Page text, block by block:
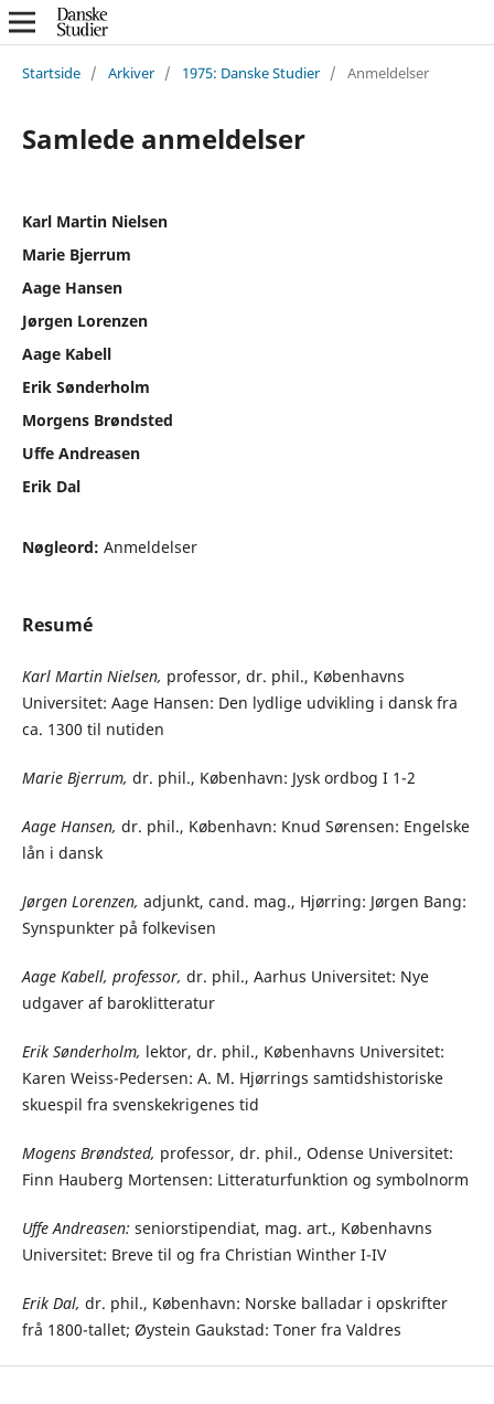
Startside / Arkiver / 1975: Danske Studier / Anmeldelser
Samlede anmeldelser
Karl Martin Nielsen
Marie Bjerrum
Aage Hansen
Jørgen Lorenzen
Aage Kabell
Erik Sønderholm
Morgens Brøndsted
Uffe Andreasen
Erik Dal
Nøgleord: Anmeldelser
Resumé
Karl Martin Nielsen, professor, dr. phil., Københavns
Universitet: Aage Hansen: Den lydlige udvikling i dansk fra
ca. 1300 til nutiden
Marie Bjerrum, dr. phil., København: Jysk ordbog I 1-2
Aage Hansen, dr. phil., København: Knud Sørensen: Engelske
lån i dansk
Jørgen Lorenzen, adjunkt, cand. mag., Hjørring: Jørgen Bang:
Synspunkter på folkevisen
Aage Kabell, professor, dr. phil., Aarhus Universitet: Nye
udgaver af baroklitteratur
Erik Sønderholm, lektor, dr. phil., Københavns Universitet:
Karen Weiss-Pedersen: A. M. Hjørrings samtidshistoriske
skuespil fra svenskekrigenes tid
Mogens Brøndsted, professor, dr. phil., Odense Universitet:
Finn Hauberg Mortensen: Litteraturfunktion og symbolnorm
Uffe Andreasen: seniorstipendiat, mag. art., Københavns
Universitet: Breve til og fra Christian Winther I-IV
Erik Dal, dr. phil., København: Norske balladar i opskrifter
frå 1800-tallet; Øystein Gaukstad: Toner fra Valdres